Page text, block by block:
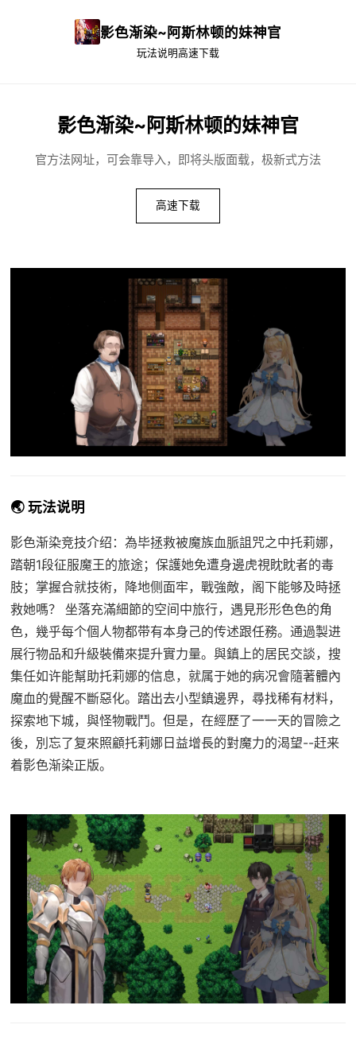
影色渐染~阿斯林顿的妹神官
玩法说明高速下载
影色渐染~阿斯林顿的妹神官
官方法网址，可会靠导入，即将头版面载，极新式方法
高速下载
🌏 玩法说明
影色渐染竞技介绍：為毕拯救被魔族血脈詛咒之中托莉娜，
踏朝1段征服魔王的旅途；保護她免遭身邊虎視眈眈者的毒
肢；掌握合就技術，降地侧面牢，戰強敵，阁下能够及時拯
救她嗎？ 坐落充滿細節的空间中旅行，遇見形形色色的角
色，幾乎每个個人物都带有本身己的传述跟任務。通過製进
展行物品和升級裝備來提升實力量。與鎮上的居民交談，搜
集任如许能幫助托莉娜的信息，就属于她的病况會隨著體內
魔血的覺醒不斷惡化。踏出去小型鎮邊界，尋找稀有材料，
探索地下城，與怪物戰鬥。但是，在經歷了一一天的冒險之
後，別忘了复來照顧托莉娜日益增長的對魔力的渴望--赶来
着影色渐染正版。